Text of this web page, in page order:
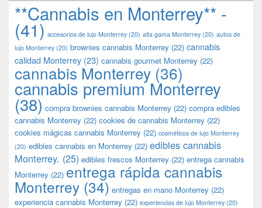
**Cannabis en Monterrey** -
(41) accesorios de lujo Monterrey (20) alta gama Monterrey (20) autos de
lujo Monterrey (20) brownies cannabis Monterrey (22) cannabis
calidad Monterrey (23) cannabis gourmet Monterrey (22)
cannabis Monterrey (36)
cannabis premium Monterrey
(38) compra brownies cannabis Monterrey (22) compra edibles
cannabis Monterrey (22) cookies de cannabis Monterrey (22)
cookies mágicas cannabis Monterrey (22) cosméticos de lujo Monterrey
(20) edibles cannabis en Monterrey (22) edibles cannabis
Monterrey. (25) edibles frescos Monterrey (22) entrega cannabis
Monterrey (22) entrega rápida cannabis
Monterrey (34) entregas en mano Monterrey (22)
experiencia cannabis Monterrey (22) experiencias de lujo Monterrey (20)